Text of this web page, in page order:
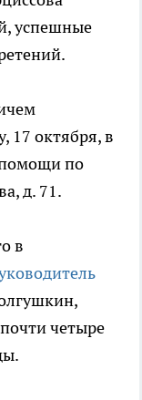
успешные
17 октября, в
по
д. 71.
в
четыре